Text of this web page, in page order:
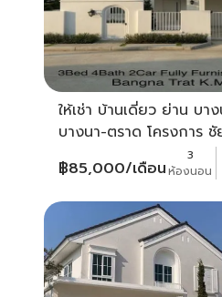
ให้เช่า บ้านเดี่ยว ย่าน บา
บางนา-ตราด โครงการ
ตกแต่งสวยพร้อมอยู่อาศั
นอน 4ห้องน้ำ
฿85,000/เดือน
3
ห้องนอน